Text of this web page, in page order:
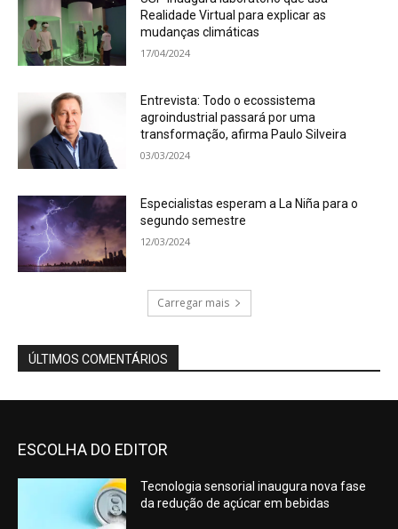
Realidade Virtual para explicar as
mudanças climáticas
17/04/2024
Entrevista: Todo o ecossistema
agroindustrial passará por uma
transformação, afirma Paulo Silveira
03/03/2024
Especialistas esperam a La Niña para o
segundo semestre
12/03/2024
Carregar mais
ÚLTIMOS COMENTÁRIOS
ESCOLHA DO EDITOR
Tecnologia sensorial inaugura nova fase
da redução de açúcar em bebidas